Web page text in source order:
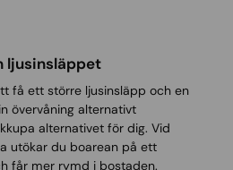
ljusinsläppet
få ett större ljusinsläpp och en
övervåning alternativt
alternativet för dig. Vid
utökar du boarean på ett
får mer rymd i bostaden.